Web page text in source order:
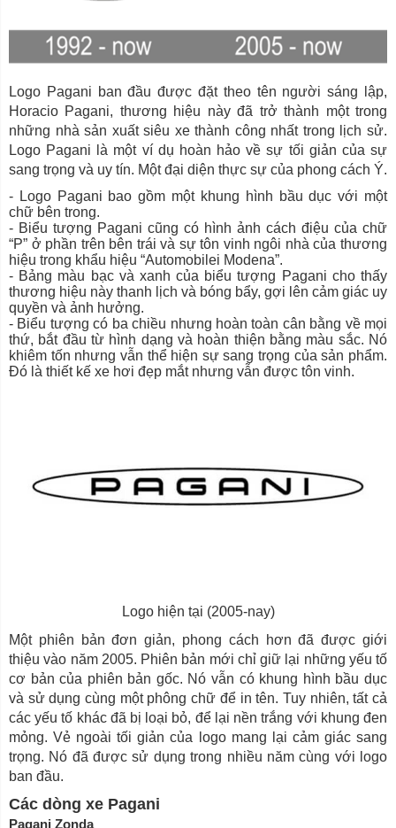
Logo Pagani ban đầu được đặt theo tên người sáng lập,
Horacio Pagani, thương hiệu này đã trở thành một trong
những nhà sản xuất siêu xe thành công nhất trong lịch sử.
Logo Pagani là một ví dụ hoàn hảo về sự tối giản của sự
sang trọng và uy tín. Một đại diện thực sự của phong cách Ý.
- Logo Pagani bao gồm một khung hình bầu dục với một
chữ bên trong.
- Biểu tượng Pagani cũng có hình ảnh cách điệu của chữ
“P” ở phần trên bên trái và sự tôn vinh ngôi nhà của thương
hiệu trong khẩu hiệu “Automobilei Modena”.
- Bảng màu bạc và xanh của biểu tượng Pagani cho thấy
thương hiệu này thanh lịch và bóng bẩy, gợi lên cảm giác uy
quyền và ảnh hưởng.
- Biểu tượng có ba chiều nhưng hoàn toàn cân bằng về mọi
thứ, bắt đầu từ hình dạng và hoàn thiện bằng màu sắc. Nó
khiêm tốn nhưng vẫn thể hiện sự sang trọng của sản phẩm.
Đó là thiết kế xe hơi đẹp mắt nhưng vẫn được tôn vinh.
Logo hiện tại (2005-nay)
Một phiên bản đơn giản, phong cách hơn đã được giới
thiệu vào năm 2005. Phiên bản mới chỉ giữ lại những yếu tố
cơ bản của phiên bản gốc. Nó vẫn có khung hình bầu dục
và sử dụng cùng một phông chữ để in tên. Tuy nhiên, tất cả
các yếu tố khác đã bị loại bỏ, để lại nền trắng với khung đen
mỏng. Vẻ ngoài tối giản của logo mang lại cảm giác sang
trọng. Nó đã được sử dụng trong nhiều năm cùng với logo
ban đầu.
Các dòng xe Pagani
Pagani Zonda